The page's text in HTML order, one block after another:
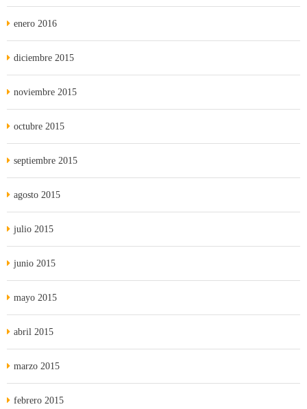
enero 2016
diciembre 2015
noviembre 2015
octubre 2015
septiembre 2015
agosto 2015
julio 2015
junio 2015
mayo 2015
abril 2015
marzo 2015
febrero 2015